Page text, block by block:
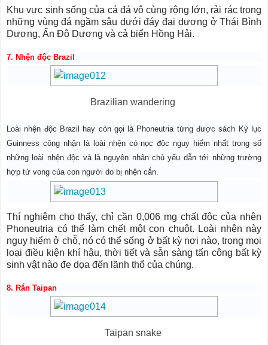
Khu vực sinh sống của cá đá vô cùng rộng lớn, rải rác trong
những vùng đá ngầm sâu dưới đáy đại dương ở Thái Bình
Dương, Ấn Độ Dương và cả biển Hồng Hải.
7. Nhện độc Brazil
Brazilian wandering
Loài nhện độc Brazil hay còn gọi là Phoneutria từng được sách Kỷ lục
Guinness công nhận là loài nhện có nọc độc nguy hiểm nhất trong số
những loài nhện độc và là nguyên nhân chủ yếu dẫn tới những trường
hợp tử vong của con người do bị nhện cắn.
Thí nghiệm cho thấy, chỉ cần 0,006 mg chất độc của nhện
Phoneutria có thể làm chết một con chuột. Loài nhện này
nguy hiểm ở chỗ, nó có thể sống ở bất kỳ nơi nào, trong mọi
loại điều kiện khí hậu, thời tiết và sẵn sàng tấn công bất kỳ
sinh vật nào đe dọa đến lãnh thổ của chúng.
8. Rắn Taipan
Taipan snake